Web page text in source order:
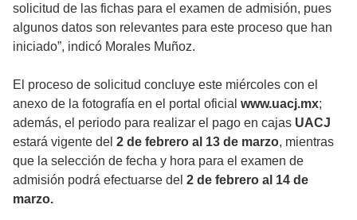
solicitud de las fichas para el examen de admisión, pues
algunos datos son relevantes para este proceso que han
iniciado”, indicó Morales Muñoz.
El proceso de solicitud concluye este miércoles con el
anexo de la fotografía en el portal oficial www.uacj.mx;
además, el periodo para realizar el pago en cajas UACJ
estará vigente del 2 de febrero al 13 de marzo, mientras
que la selección de fecha y hora para el examen de
admisión podrá efectuarse del 2 de febrero al 14 de
marzo.